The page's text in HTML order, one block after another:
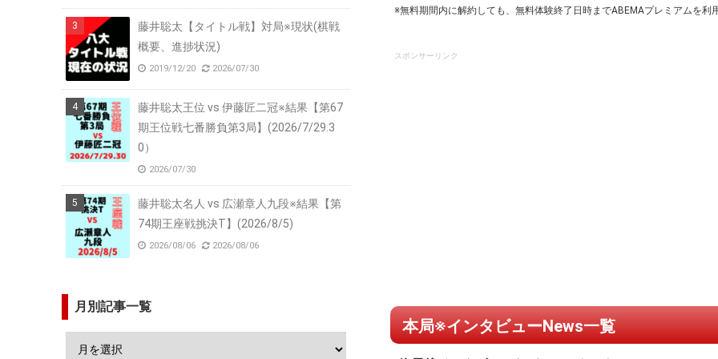
※無料期間内に解約しても、無料体験終了日時までABEMAプレミアムを利
スポンサーリンク
本局※インタビューNews一覧
藤井聡太【タイトル戦】対局※現状(棋戦
概要、進捗状況)
2019/12/20 2026/07/30
藤井聡太王位 vs 伊藤匠二冠※結果【第67
期王位戦七番勝負第3局】(2026/7/29.3
0）
2026/07/30
藤井聡太名人 vs 広瀬章人九段※結果【第
74期王座戦挑決T】(2026/8/5)
2026/08/06 2026/08/06
月別記事一覧